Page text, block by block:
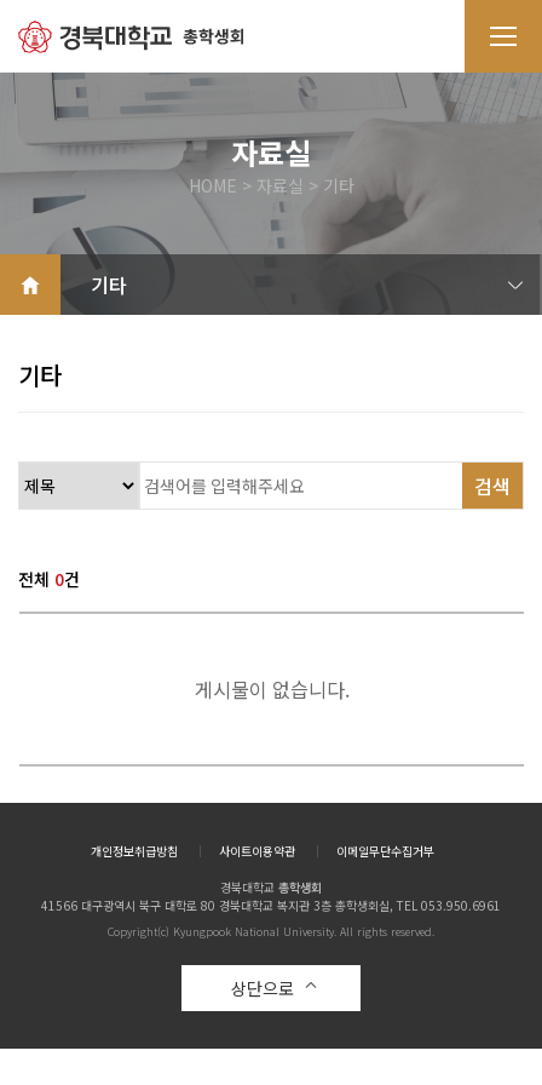
자료실
HOME > 자료실 > 기타
학생회칙
학생총회
전교학생대표자회의
중앙운영위원회
기타
기타
검색
전체 0건
게시물이 없습니다.
개인정보취급방침 사이트이용약관
이메일무단수집거부
경북대학교 총학생회
41566 대구광역시 북구 대학로 80 경북대학교 복지관 3층 총학생회실, TEL 053.950.6961
Copyright(c) Kyungpook National University. All rights reserved.
상단으로